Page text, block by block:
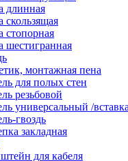
длинная
скользящая
стопорная
шестигранная
монтажная пена
для полых стен
резьбовой
универсальный /вставка
гвоздь
закладная
для кабеля